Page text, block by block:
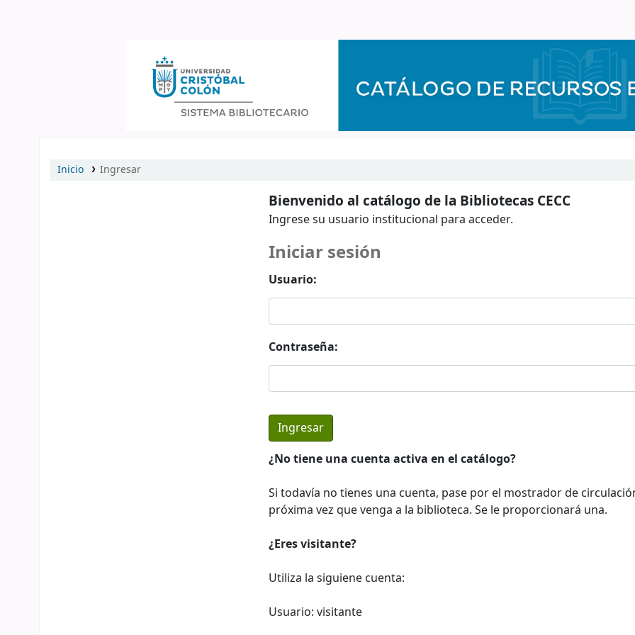
Inicio Ingresar
Bienvenido al catálogo de la Bibliotecas CECC
Ingrese su usuario institucional para acceder.
Iniciar sesión
Usuario:
Contraseña:
¿No tiene una cuenta activa en el catálogo?
Si todavía no tienes una cuenta, pase por el mostrador de
próxima vez que venga a la biblioteca. Se le proporcionará una.
¿Eres visitante?
Utiliza la siguiene cuenta:
Usuario: visitante